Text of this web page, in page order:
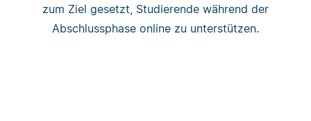
zum Ziel gesetzt, Studierende während der
Abschlussphase online zu unterstützen.